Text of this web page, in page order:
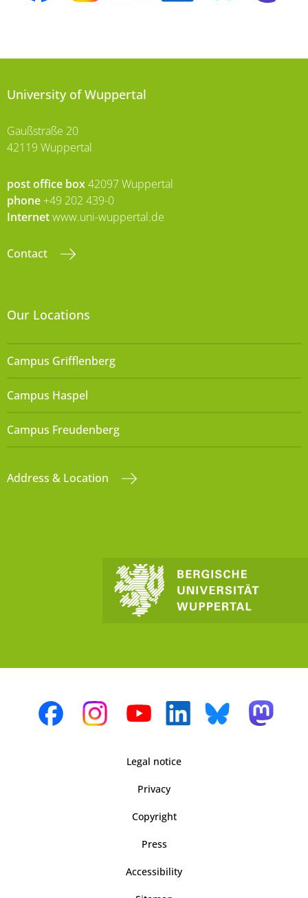
University of Wuppertal
Gaußstraße 20
42119 Wuppertal
post office box42097 Wuppertal
phone +49 202 439-0
Internetwww.uni-wuppertal.de
Contact
Our Locations
Campus Grifflenberg
Campus Haspel
Campus Freudenberg
Address & Location
Legal notice
Privacy
Copyright
Press
Accessibility